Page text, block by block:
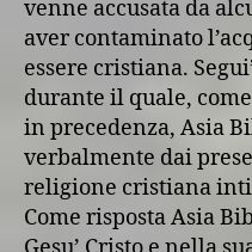
venne accusata da
aver contaminato
essere cristiana.
durante il quale, come
in precedenza, Asia
verbalmente dai
religione cristiana
Come risposta Asia